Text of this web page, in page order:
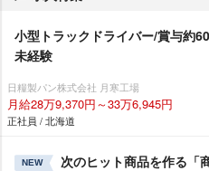
小型トラックドライバー/賞与約
未経験
日糧製パン株式会社 月寒工場
月給28万9,370円～33万6,945円
正社員 / 北海道
NEW
次のヒット商品を作る「